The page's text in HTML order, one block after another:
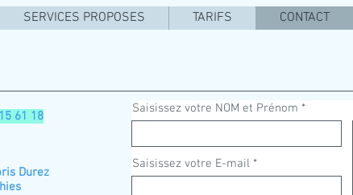
SERVICES PROPOSES TARIFS CONTACT
61 18
Durez
Saisissez votre NOM et Prénom
Saisissez votre E-mail